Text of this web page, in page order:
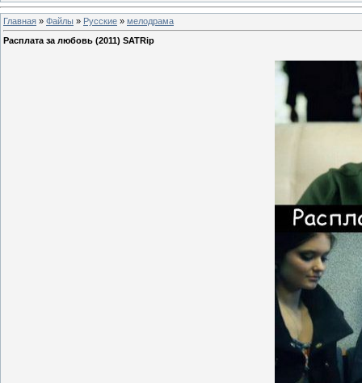
Главная » Файлы » Русские » мелодрама
Расплата за любовь (2011) SATRip